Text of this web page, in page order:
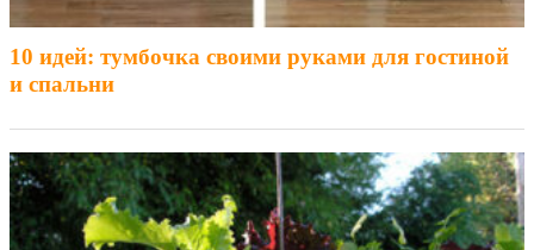
10 идей: тумбочка своими руками для гостиной
и спальни